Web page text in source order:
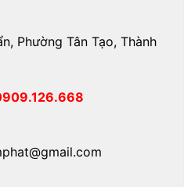
Phường Tân Tạo, Thành